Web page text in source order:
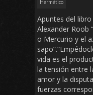
Hermético
Apuntes del
Alexander Roob
o Mercurio y el
vida es el
la tensión entre
amor y la
fuerzas